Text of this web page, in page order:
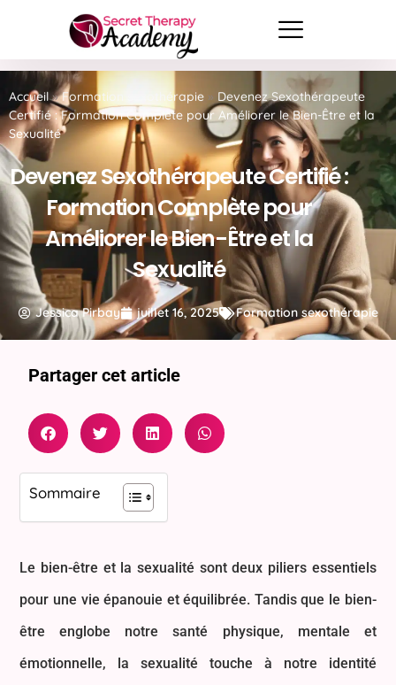
Accueil»Formation sexothérapie » Devenez Sexothérapeute
Certifié : Formation Complète pour Améliorer le Bien-Être et la
Sexualité
Devenez Sexothérapeute Certifié :
Formation Complète pour
Améliorer le Bien-Être et la
Sexualité
Jessica Pirbay juillet 16, 2025 Formation sexothérapie
Partager cet article
Sommaire
Le bien-être et la sexualité sont deux piliers essentiels
pour une vie épanouie et équilibrée. Tandis que le bien-
être englobe notre santé physique, mentale et
émotionnelle, la sexualité touche à notre identité